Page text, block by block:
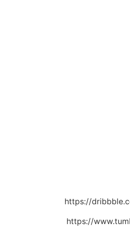
https://
https://